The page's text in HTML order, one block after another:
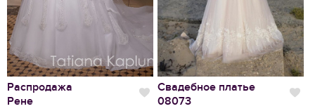
Распродажа
Рене
Нравится
Свадебное платье
08073